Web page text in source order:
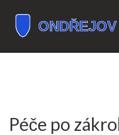
Péče po